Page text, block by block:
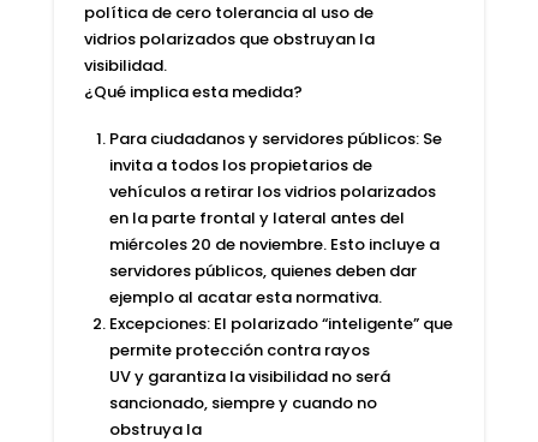
política de cero tolerancia al uso de
vidrios polarizados que obstruyan la
visibilidad.
¿Qué implica esta medida?
Para ciudadanos y servidores públicos: Se
invita a todos los propietarios de
vehículos a retirar los vidrios polarizados
en la parte frontal y lateral antes del
miércoles 20 de noviembre. Esto incluye a
servidores públicos, quienes deben dar
ejemplo al acatar esta normativa.
Excepciones: El polarizado “inteligente” que
permite protección contra rayos
UV y garantiza la visibilidad no será
sancionado, siempre y cuando no
obstruya la